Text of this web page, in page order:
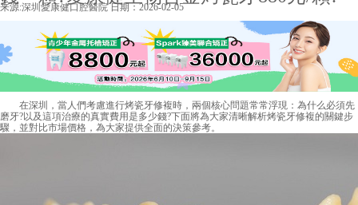
来源:深圳愛康健口腔醫院日期：2026-02-05
在深圳，當人們考慮進行烤瓷牙修複時，兩個核心問題常常浮現：為什么必須先
磨牙?以及這項治療的真實費用是多少錢?下面將為大家清晰解析烤瓷牙修複的關鍵步
驟，並對比市場價格，為大家提供全面的決策參考。